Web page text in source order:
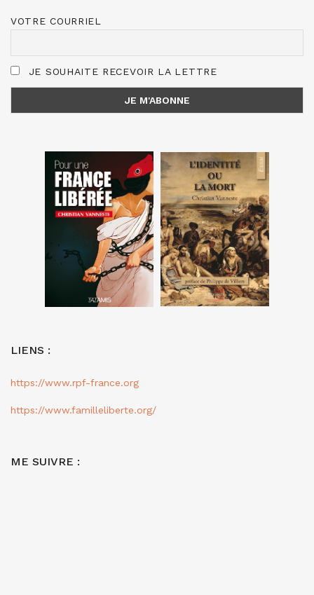
VOTRE COURRIEL
JE SOUHAITE RECEVOIR LA LETTRE
LIENS :
https://www.rpf-france.org
https://www.familleliberte.org/
ME SUIVRE :